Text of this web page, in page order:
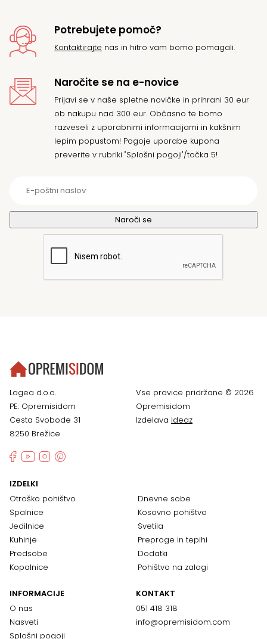
Potrebujete pomoč?
Kontaktirajte nas in hitro vam bomo pomagali.
Naročite se na e-novice
Prijavi se v naše spletne novičke in prihrani 30 eur
ob nakupu nad 300 eur. Občasno te bomo
razveseli z uporabnimi informacijami in kakšnim
lepim popustom! Pogoje uporabe kupona
preverite v rubriki "Splošni pogoji"/točka 5!
Lagea d.o.o.
PE: Opremisidom
Cesta Svobode 31
8250 Brežice
Vse pravice pridržane © 2026
Opremisidom
Izdelava Ideaz
IZDELKI
Otroško pohištvo
Spalnice
Jedilnice
Kuhinje
Predsobe
Kopalnice
Dnevne sobe
Kosovno pohištvo
Svetila
Preproge in tepihi
Dodatki
Pohištvo na zalogi
INFORMACIJE
O nas
Nasveti
Splošni pogoji
KONTAKT
051 418 318
info@opremisidom.com